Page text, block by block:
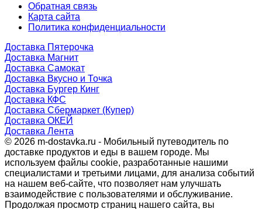
Обратная связь
Карта сайта
Политика конфиденциальности
Доставка Пятерочка
Доставка Магнит
Доставка Самокат
Доставка Вкусно и Точка
Доставка Бургер Кинг
Доставка КФС
Доставка Сбермаркет (Купер)
Доставка ОКЕЙ
Доставка Лента
© 2026 m-dostavka.ru - Мобильный путеводитель по
доставке продуктов и еды в вашем городе. Мы
используем файлы cookie, разработанные нашими
специалистами и третьими лицами, для анализа событий
на нашем веб-сайте, что позволяет нам улучшать
взаимодействие с пользователями и обслуживание.
Продолжая просмотр страниц нашего сайта, вы